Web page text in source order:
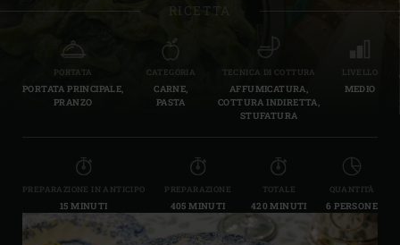
RICETTA
PORTATA
PORTATA PRINCIPALE,
PRANZO
CATEGORIA
CARNE,
PASTA
TECNICA DI COTTURA
AFFUMICATURA,
COTTURA INDIRETTA,
STUFATURA
LIVELLO
MEDIO
PREPARAZIONE IN ANTICIPO
15 MINUTI
PREPARAZIONE
405 MINUTI
TOTALE
420 MINUTI
QUANTITÀ
6 PERSONE